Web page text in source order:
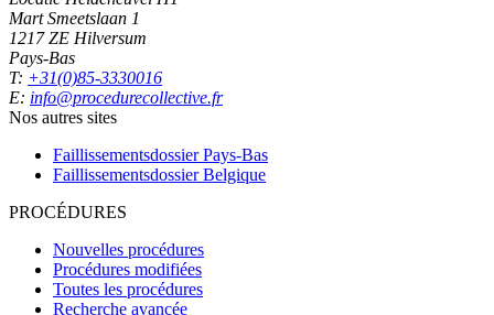
Mart Smeetslaan 1
1217 ZE Hilversum
Pays-Bas
T: +31(0)85-3330016
E: info@procedurecollective.fr
Nos autres sites
Faillissementsdossier Pays-Bas
Faillissementsdossier Belgique
PROCÉDURES
Nouvelles procédures
Procédures modifiées
Toutes les procédures
Recherche avancée